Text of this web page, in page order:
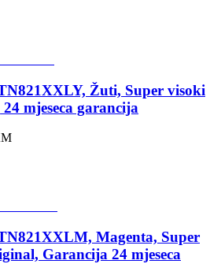
Žuti, Super visoki
mjeseca garancija
Magenta, Super
Garancija 24 mjeseca